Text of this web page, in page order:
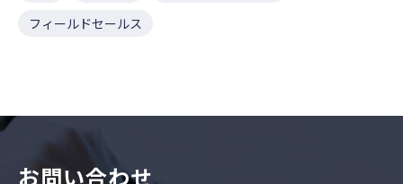
フィールドセールス
お問い合わせ